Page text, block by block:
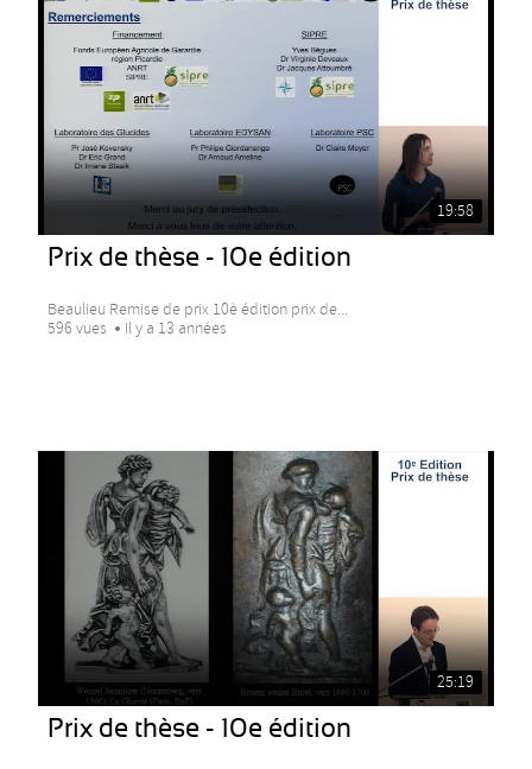
19:58
Prix de thèse - 10e édition
Beaulieu Remise de prix 10è édition prix de...
596 vues
Il y a 13 années
25:19
Prix de thèse - 10e édition